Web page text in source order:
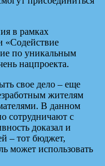
в рамках
«Содействие
по уникальным
нацпроекта.
свое дело – еще
жителям
В данном
сотрудничают с
доказал и
– тот бюджет,
может использовать